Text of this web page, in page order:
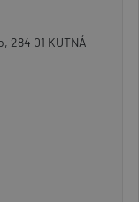
284 01 KUTNÁ